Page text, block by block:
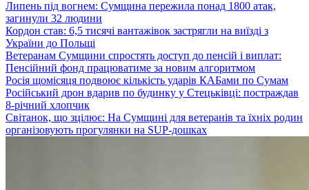
Липень під вогнем: Сумщина пережила понад 1800 атак,
загинули 32 людини
Кордон став: 6,5 тисячі вантажівок застрягли на виїзді з
України до Польщі
Ветеранам Сумщини спростять доступ до пенсій і виплат:
Пенсійний фонд працюватиме за новим алгоритмом
Росія щомісяця подвоює кількість ударів КАБами по Сумам
Російський дрон вдарив по будинку у Стецьківці: постраждав
8-річний хлопчик
Світанок, що зцілює: На Сумщині для ветеранів та їхніх родин
організовують прогулянки на SUP-дошках